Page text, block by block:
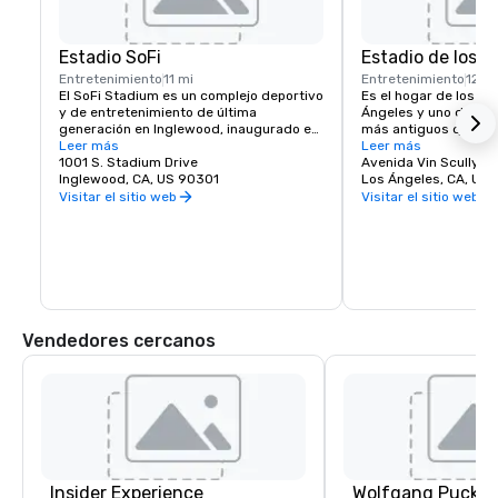
Estadio SoFi
Entretenimiento11 mi
El SoFi Stadium es un complejo deportivo
y de entretenimiento de última
generación en Inglewood, inaugurado en
2020. Es el hogar de Los Angeles Rams y
Los Angeles Chargers, y es uno de los
lugares más avanzados del mundo.
Leer más
1001 S. Stadium Drive
Inglewood, CA, US 90301
Visitar el sitio web
Estadio de los
Entretenimiento12 mi
Es el hogar de los
Ángeles y uno de
más antiguos que
Grandes Ligas de
Leer más
Avenida Vin Scully
Los Ángeles, CA, US
Visitar el sitio web
Vendedores cercanos
Insider Experience Wolfgang Puck